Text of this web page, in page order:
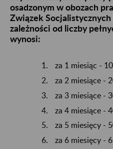
osadzonym w obozach
Związek
zależności od liczby
wynosi:
za 1 miesiąc -
za 2 miesiące -
za 3 miesiące -
za 4 miesiące -
za 5 miesięcy -
za 6 miesięcy -